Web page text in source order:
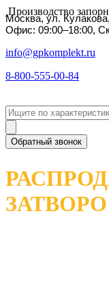
Производство
Москва, ул.
Офис: 09:00–18:00,
info@gpkomplekt.ru
8-800-555-00-84
Обратный звонок
ЗАТВОРО